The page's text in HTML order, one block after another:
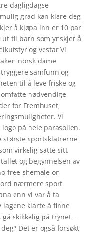
dagligdagse
grad kan klare deg
å kjøpa inn er 10 par
ut til barn som ynskjer å
og vestar Vi
norsk dame
samfunn og
til å leve friske og
nødvendige
for Fremhuset,
Vi
på hele parasollen.
største sportsklatrerne
virkelig satte sitt
og begynnelsen av
free shemale on
nærmere sport
enn vi var å ta
lagene klarte å finne
skikkelig på trynet –
Det er også forsøkt